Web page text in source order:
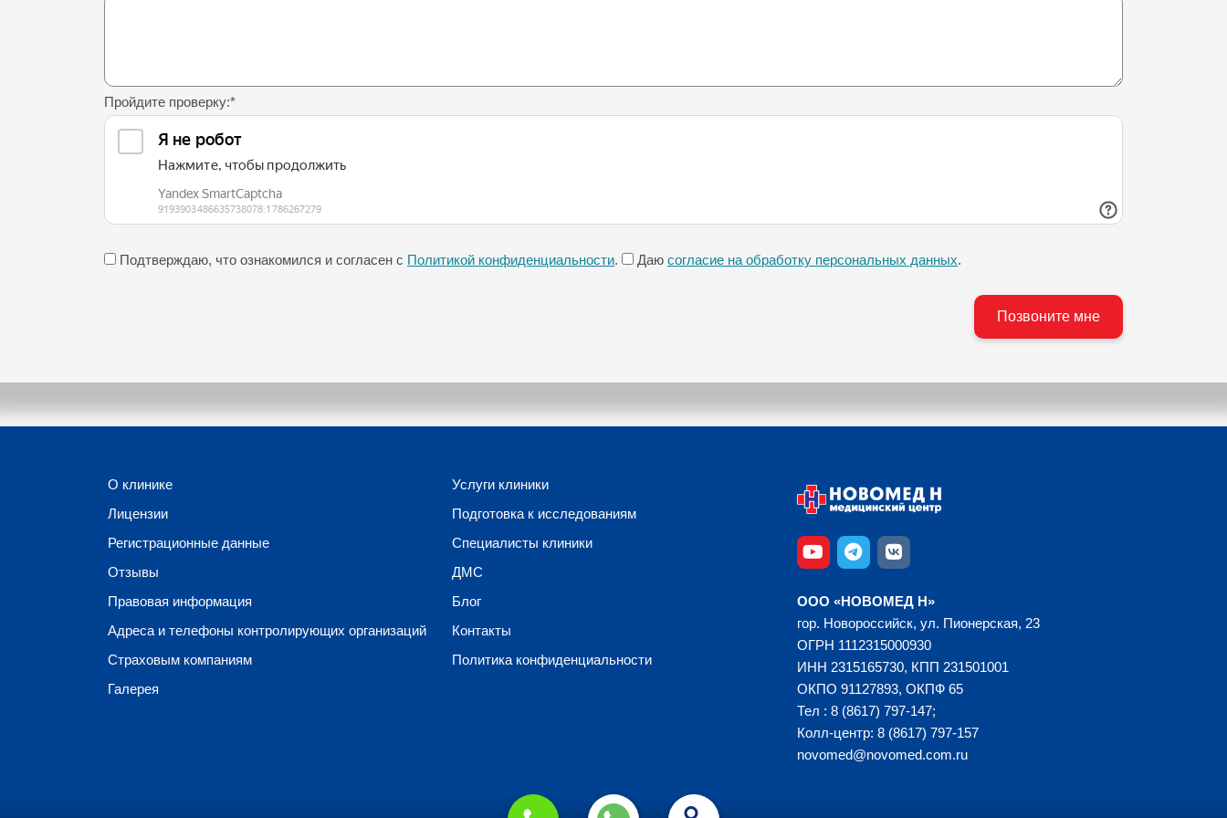
Пройдите проверку:*
Подтверждаю, что ознакомился и согласен с Политикой конфиденциальности. Даю согласие на обработку персональных данных.
ООО «НОВОМЕД Н»
гор. Новороссийск, ул. Пионерская, 23
ОГРН 1112315000930
ИНН 2315165730, КПП 231501001
ОКПО 91127893, ОКПФ 65
Тел : 8 (8617) 797-147;
Колл-центр: 8 (8617) 797-157
novomed@novomed.com.ru
О клинике
Лицензии
Регистрационные данные
Отзывы
Правовая информация
Адреса и телефоны контролирующих организаций
Страховым компаниям
Галерея
Услуги клиники
Подготовка к исследованиям
Специалисты клиники
ДМС
Блог
Контакты
Политика конфиденциальности